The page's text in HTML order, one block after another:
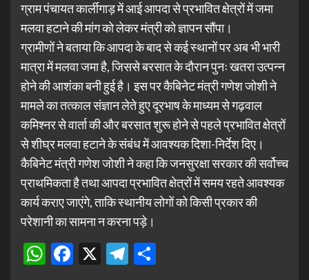
ग्राम पंचायत कार्लीगाड़ में आई आपदा से प्रभावित क्षेत्रों में जमा
मलवा हटाने की मांग को लेकर मंत्री को ज्ञापन सौंपा।
ग्रामीणों ने बताया कि आपदा के बाद से कई स्थानों पर अब भी भारी
मात्रा में मलवा जमा है, जिससे बरसात के दौरान पुनः खतरा उत्पन्न
होने की आशंका बनी हुई है। इस पर कैबिनेट मंत्री गणेश जोशी ने
मामले का तत्काल संज्ञान लेते हुए दूरभाष के माध्यम से गढ़वाल
कमिश्नर से वार्ता की और बरसात शुरू होने से पहले प्रभावित क्षेत्रों
से शीघ्र मलवा हटाने के संबंध में आवश्यक दिशा-निर्देश दिए।
कैबिनेट मंत्री गणेश जोशी ने कहा कि जनसुरक्षा सरकार की सर्वोच्च
प्राथमिकता है तथा आपदा प्रभावित क्षेत्रों में समय रहते आवश्यक
कार्य कराए जाएंगे, ताकि स्थानीय लोगों को किसी प्रकार की
परेशानी का सामना न करना पड़े।
WhatsApp
Facebook
X Telegram